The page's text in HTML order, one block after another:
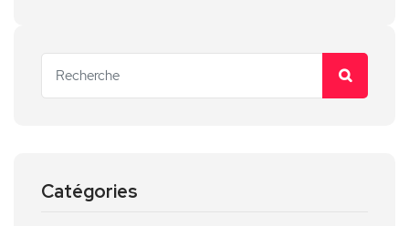
Catégories